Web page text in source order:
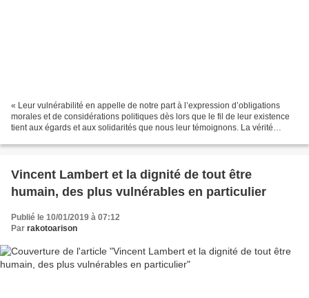
« Leur vulnérabilité en appelle de notre part à l’expression d’obligations
morales et de considérations politiques dès lors que le fil de leur existence
tient aux égards et aux solidarités que nous leur témoignons. La vérité
Vincent Lambert et la dignité de tout être
humain, des plus vulnérables en particulier
Publié le 10/01/2019 à 07:12
Par rakotoarison